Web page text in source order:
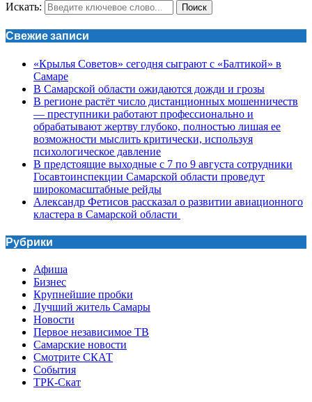
Искать: Поиск
Свежие записи
«Крылья Советов» сегодня сыграют с «Балтикой» в
Самаре
В Самарской области ожидаются дожди и грозы
В регионе растёт число дистанционных мошенничеств
— преступники работают профессионально и
обрабатывают жертву глубоко, полностью лишая ее
возможности мыслить критически, используя
психологическое давление
В предстоящие выходные с 7 по 9 августа сотрудники
Госавтоинспекции Самарской области проведут
широкомасштабные рейды
Александр Фетисов рассказал о развитии авиационного
кластера в Самарской области
Рубрики
Афиша
Бизнес
Крупнейшие пробки
Лучший житель Самары
Новости
Первое независимое ТВ
Самарские новости
Смотрите СКАТ
События
ТРК-Скат